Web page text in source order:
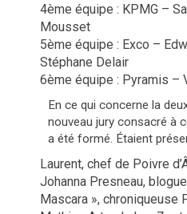
4ème équipe : KPMG –
Mousset
5ème équipe : Exco –
Stéphane Delair
6ème équipe : Pyramis –
En ce qui concerne la
nouveau jury consacré à
a été formé. Étaient
Laurent, chef de Poivre
Johanna Presneau,
Mascara », chroniqueuse